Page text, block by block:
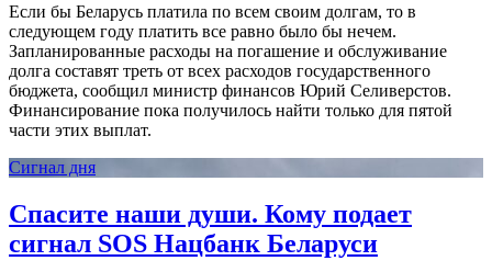
Если бы Беларусь платила по всем своим долгам, то в
следующем году платить все равно было бы нечем.
Запланированные расходы на погашение и обслуживание
долга составят треть от всех расходов государственного
бюджета, сообщил министр финансов Юрий Селиверстов.
Финансирование пока получилось найти только для пятой
части этих выплат.
Сигнал дня
Спасите наши души. Кому подает
сигнал SOS Нацбанк Беларуси